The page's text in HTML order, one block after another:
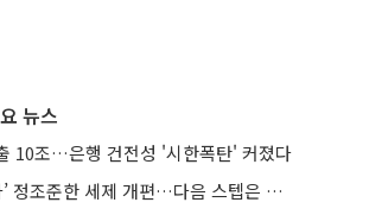
뉴스
10조…은행 건전성 '시한폭탄' 커졌다
‘비거주 1주택자’ 정조준한 세제 개편…다음 스텝은 금융 대책